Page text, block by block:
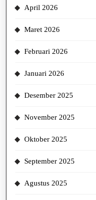
April 2026
Maret 2026
Februari 2026
Januari 2026
Desember 2025
November 2025
Oktober 2025
September 2025
Agustus 2025